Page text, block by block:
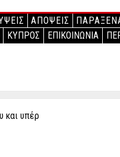
ΑΠΟΨΕΙΣ
ΚΥΠΡΟΣ ΕΠΙΚΟΙΝΩΝΙΑ